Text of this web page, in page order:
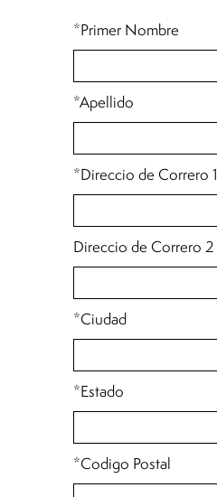
*Primer Nombre
*Apellido
*Direccio de Correro 1
Direccio de Correro 2
*Ciudad
*Estado
*Codigo Postal